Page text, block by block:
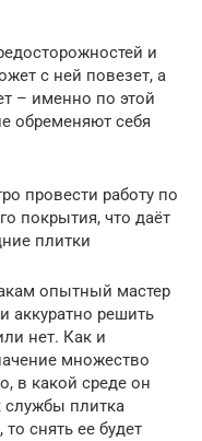
и
с ней повезет, а
– именно по этой
обременяют себя
провести работу по
покрытия, что даёт
плитки
опытный мастер
аккуратно решить
нет. Как и
множество
в какой среде он
службы плитка
снять ее будет